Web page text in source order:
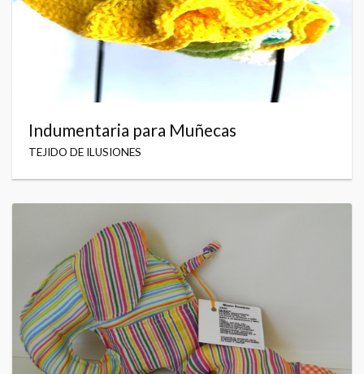
Indumentaria para Muñecas
TEJIDO DE ILUSIONES